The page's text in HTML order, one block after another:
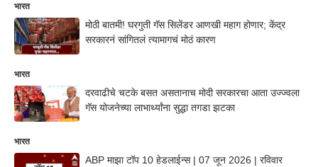
भारत
मोठी बातमी! घरगुती गॅस सिलेंडर आणखी महाग होणार; केंद्र
सरकारनं सांगितलं त्यामागचं मोठं कारण
भारत
दरवाढीचे चटके बसत असतानाच मोदी सरकारचा आता उज्ज्वला
गॅस योजनेच्या लाभार्थ्यांना सुद्धा तगडा झटका
भारत
ABP माझा टॉप 10 हेडलाईन्स | 07 जून 2026 | रविवार